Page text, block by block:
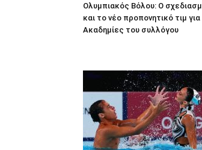
Ολυμπιακός Βόλου: Ο
και το νέο προπονητικό τιμ για
Ακαδημίες του συλλόγου